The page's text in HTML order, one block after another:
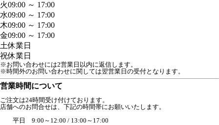
火09:00 ～ 17:00
水09:00 ～ 17:00
木09:00 ～ 17:00
金09:00 ～ 17:00
土休業日
祝休業日
※お問い合わせには2営業日以内に返信します。
※時間外のお問い合わせに関しては翌営業日の受付となります。
営業時間について
ご注文は24時間受け付けております。
店舗へのお問合せは、下記の時間帯にお願いいたします。
平日 9:00～12:00 / 13:00～17:00